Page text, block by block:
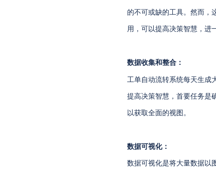
的不可或缺的工具。然而，
用，可以提高决策智慧，进
数据收集和整合：
工单自动流转系统每天生成
提高决策智慧，首要任务是
以获取全面的视图。
数据可视化：
数据可视化是将大量数据以